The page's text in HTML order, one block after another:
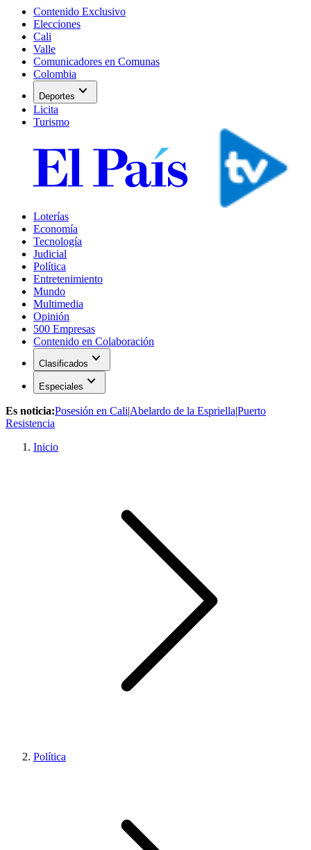
Contenido Exclusivo
Elecciones
Cali
Valle
Comunicadores en Comunas
Colombia
Deportes expand_more
Licita
Turismo
Loterías
Economía
Tecnología
Judicial
Política
Entretenimiento
Mundo
Multimedia
Opinión
500 Empresas
Contenido en Colaboración
Clasificados expand_more
Especiales expand_more
Es noticia:Posesión en Cali|Abelardo de la Espriella|Puerto
Resistencia
Inicio
Política